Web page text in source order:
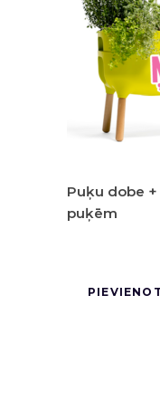
Puķu dobe
puķēm